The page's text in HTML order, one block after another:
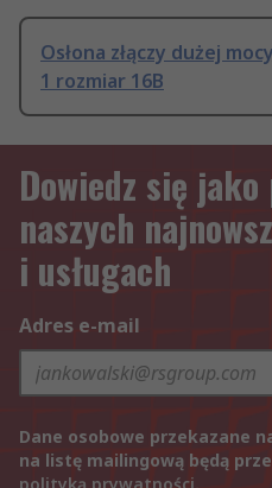
Osłona złączy dużej
1 rozmiar 16B
Dowiedz się
naszych
i usługach
Adres e-mail
Dane osobowe przekazane
na listę mailingową będą